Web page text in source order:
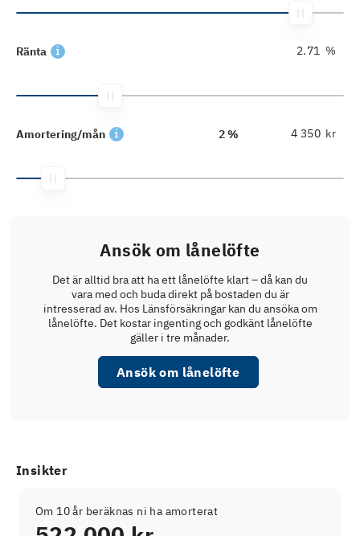
Ränta %
Amortering/mån 2 % kr
Ansök om lånelöfte
Det är alltid bra att ha ett lånelöfte klart – då kan du
vara med och buda direkt på bostaden du är
intresserad av. Hos Länsförsäkringar kan du ansöka om
lånelöfte. Det kostar ingenting och godkänt lånelöfte
gäller i tre månader.
Ansök om lånelöfte
Insikter
Om 10 år beräknas ni ha amorterat